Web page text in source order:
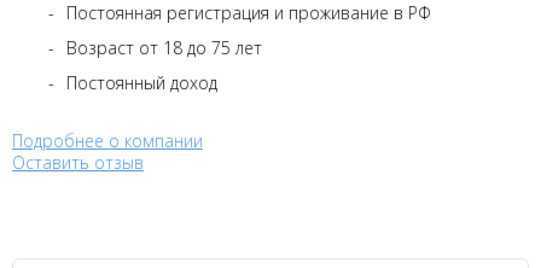
Постоянная регистрация и проживание в РФ
Возраст от 18 до 75 лет
Постоянный доход
Подробнее о компании
Оставить отзыв